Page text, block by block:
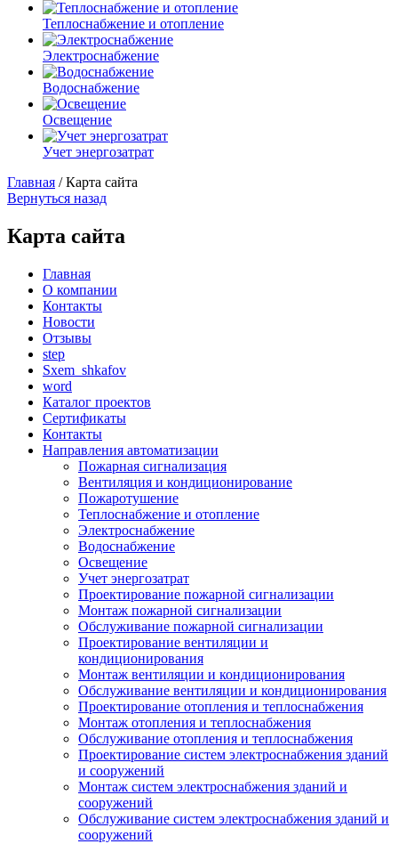
Теплоснабжение и отопление
Электроснабжение
Водоснабжение
Освещение
Учет энергозатрат
Главная /Карта сайта
Вернуться назад
Карта сайта
Главная
О компании
Контакты
Новости
Отзывы
step
Sxem_shkafov
word
Каталог проектов
Сертификаты
Контакты
Направления автоматизации
Пожарная сигнализация
Вентиляция и кондиционирование
Пожаротушение
Теплоснабжение и отопление
Электроснабжение
Водоснабжение
Освещение
Учет энергозатрат
Проектирование пожарной сигнализации
Монтаж пожарной сигнализации
Обслуживание пожарной сигнализации
Проектирование вентиляции и
кондиционирования
Монтаж вентиляции и кондиционирования
Обслуживание вентиляции и кондиционирования
Проектирование отопления и теплоснабжения
Монтаж отопления и теплоснабжения
Обслуживание отопления и теплоснабжения
Проектирование систем электроснабжения зданий
и сооружений
Монтаж систем электроснабжения зданий и
сооружений
Обслуживание систем электроснабжения зданий и
сооружений